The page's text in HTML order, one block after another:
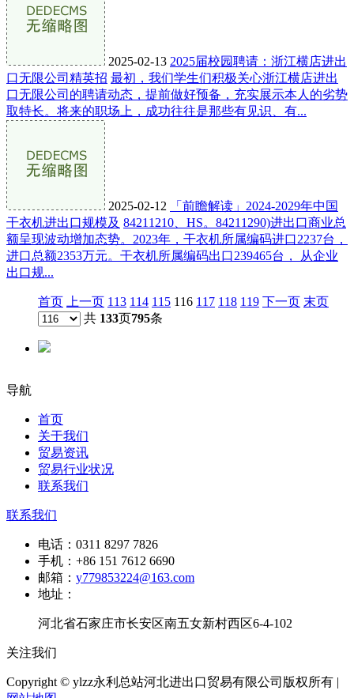
2025-02-13 2025届校园聘请：浙江横店进出
口无限公司精英招 最初，我们学生们积极关心浙江横店进出
口无限公司的聘请动态，提前做好预备，充实展示本人的劣势
取特长。将来的职场上，成功往往是那些有见识、有...
2025-02-12
「前瞻解读」2024-2029年中国
干衣机进出口规模及 84211210、HS。84211290)进出口商业总
额呈现波动增加态势。2023年，干衣机所属编码进口2237台，
进口总额2353万元。干衣机所属编码出口239465台， 从企业
出口规...
首页 上一页 113 114 115 116 117 118 119 下一页 末页
共 133页795条
导航
首页
关于我们
贸易资讯
贸易行业状况
联系我们
联系我们
电话： 0311 8297 7826
手机： +86 151 7612 6690
邮箱： y779853224@163.com
地址：
河北省石家庄市长安区南五女新村西区6-4-102
关注我们
Copyright © ylzz永利总站河北进出口贸易有限公司版权所有 |